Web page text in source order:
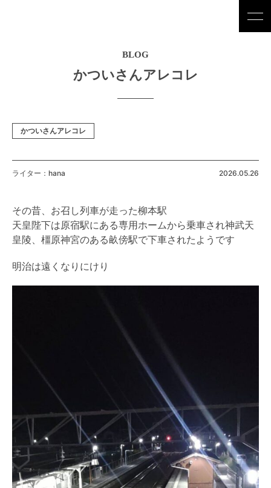
BLOG
かついさんアレコレ
かついさんアレコレ
ライター：hana 2026.05.26
その昔、お召し列車が走った柳本駅
天皇陛下は原宿駅にある専用ホームから乗車され神武天
皇陵、橿原神宮のある畝傍駅で下車されたようです
明治は遠くなりにけり